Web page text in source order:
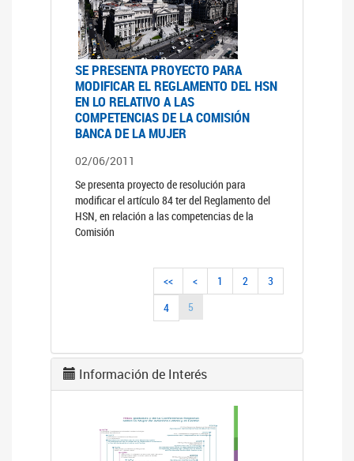
SE PRESENTA PROYECTO PARA
MODIFICAR EL REGLAMENTO DEL HSN
EN LO RELATIVO A LAS
COMPETENCIAS DE LA COMISIÓN
BANCA DE LA MUJER
02/06/2011
Se presenta proyecto de resolución para
modificar el artículo 84 ter del Reglamento del
HSN, en relación a las competencias de la
Comisión
<< < 1 2
3
4
5
Información de Interés